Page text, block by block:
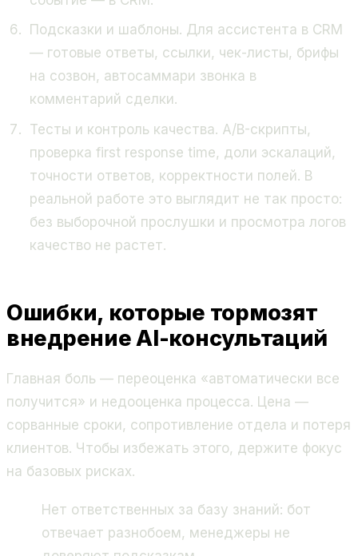
Подсказки и шаблоны. Для ассистента в CRM
— готовые ответы, ссылки, чек-листы, брифы
на созвон, автосаммари звонка в
комментарий сделки.
Тесты и контроль качества. A/B-скрипты,
проверка first response time, доли эскалаций,
точности ответов, корректности полей. В
реальной работе это выглядит не так просто:
без выборочной прослушки и просмотра логов
качество не растет.
Ошибки, которые тормозят
внедрение AI-консультаций
Главная боль — переоценка «автоматически все
получится» и недооценка процесса. Цена —
сорванные сроки, сопротивление отдела и потеря
клиентов. Чтобы избежать этого, держите фокус
на базовых рисках.
Нет ответственных за базу знаний: бот
отвечает разнобоем, менеджеры не